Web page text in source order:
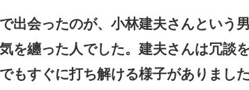
出会ったのが、小林建夫さんという
を纏った人でした。建夫さんは冗談
もすぐに打ち解ける様子がありまし